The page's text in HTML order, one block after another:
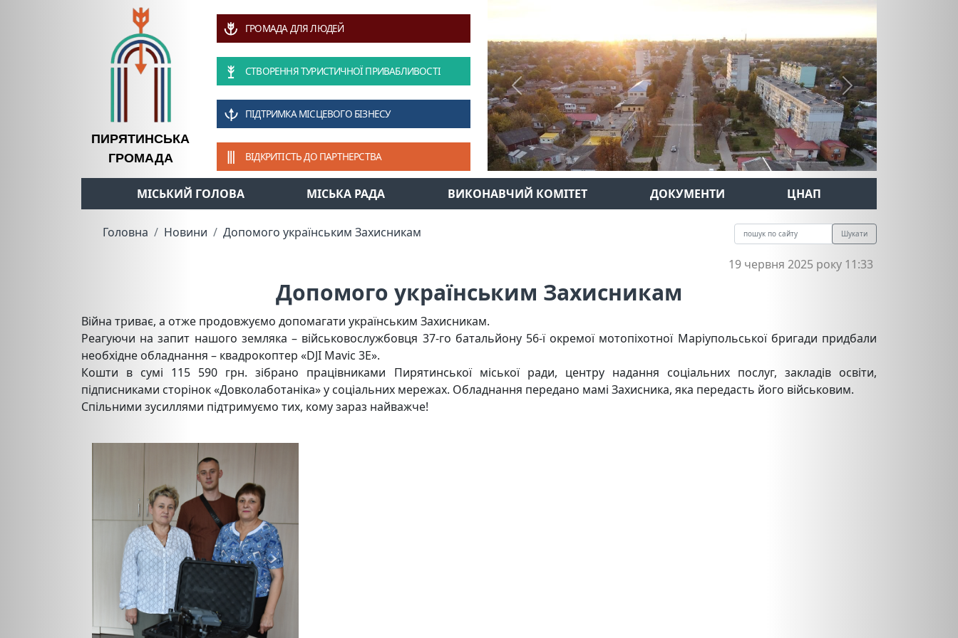
ПИРЯТИНСЬКА
ГРОМАДА
ГРОМАДА ДЛЯ ЛЮДЕЙ
СТВОРЕННЯ ТУРИСТИЧНОЇ ПРИВАБЛИВОСТІ
ПІДТРИМКА МІСЦЕВОГО БІЗНЕСУ
ВІДКРИТІСТЬ ДО ПАРТНЕРСТВА
Previous Next
МІСЬКИЙ ГОЛОВА МІСЬКА РАДА ВИКОНАВЧИЙ КОМІТЕТ ДОКУМЕНТИ ЦНАП
Головна Новини Допомого українським Захисникам Шукати
19 червня 2025 року 11:33
Допомого українським Захисникам
Війна триває, а отже продовжуємо допомагати українським Захисникам.
Реагуючи на запит нашого земляка – військовослужбовця 37-го батальйону 56-ї окремої мотопіхотної Маріупольської бригади придбали
необхідне обладнання – квадрокоптер «DJI Mavic 3E».
Кошти в сумі 115 590 грн. зібрано працівниками Пирятинської міської ради, центру надання соціальних послуг, закладів освіти,
підписниками сторінок «Довколаботаніка» у соціальних мережах. Обладнання передано мамі Захисника, яка передасть його військовим.
Спільними зусиллями підтримуємо тих, кому зараз найважче!